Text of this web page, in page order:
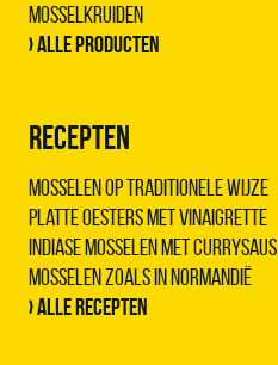
Mosselkruiden
› Alle producten
RECEPTEN
Mosselen op traditionele wijze
Platte oesters met vinaigrette
Indiase mosselen met Currysaus
Mosselen zoals in Normandië
› Alle recepten